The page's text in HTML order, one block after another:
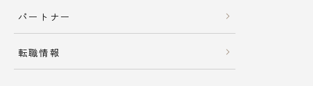
パートナー
転職情報